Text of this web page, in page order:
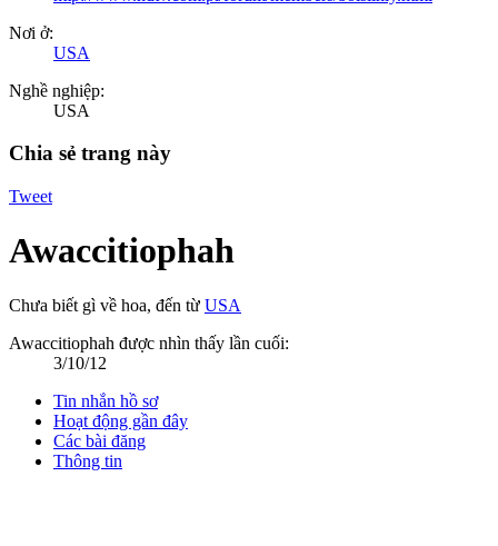
Nơi ở:
USA
Nghề nghiệp:
USA
Chia sẻ trang này
Tweet
Awaccitiophah
Chưa biết gì về hoa, đến từ USA
Awaccitiophah được nhìn thấy lần cuối:
3/10/12
Tin nhắn hồ sơ
Hoạt động gần đây
Các bài đăng
Thông tin